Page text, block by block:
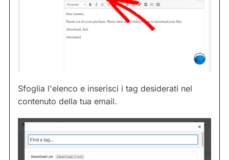
Sfoglia l'elenco e inserisci i tag desiderati nel
contenuto della tua email.